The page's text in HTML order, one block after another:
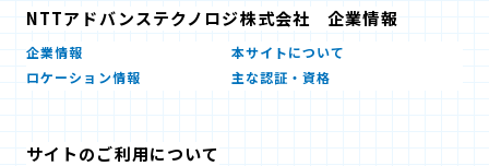
NTTアドバンステクノロジ株式会社 企業情報
企業情報
本サイトについて
ロケーション情報
主な認証・資格
サイトのご利用について